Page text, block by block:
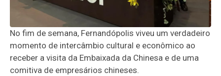
No fim de semana, Fernandópolis viveu um verdadeiro
momento de intercâmbio cultural e econômico ao
receber a visita da Embaixada da Chinesa e de uma
comitiva de empresários chineses.